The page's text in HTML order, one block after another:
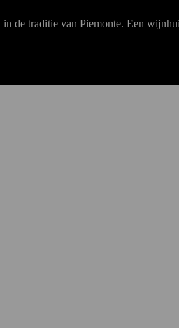
de traditie van Piemonte. Een